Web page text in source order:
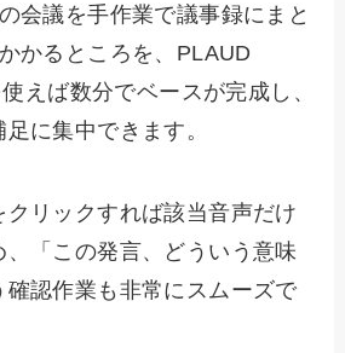
会議を手作業で議事録にまと
かるところを、PLAUD
えば数分でベースが完成し、
に集中できます。
クリックすれば該当音声だけ
、「この発言、どういう意味
確認作業も非常にスムーズで